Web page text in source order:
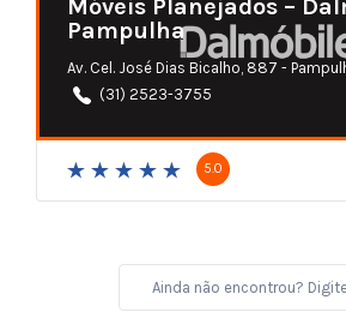
Móveis Planejados –
Pampulha
(31) 2523-3755
5.0